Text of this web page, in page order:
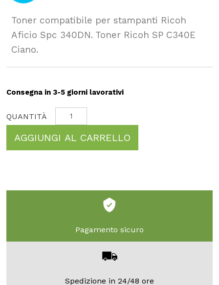
Toner compatibile per stampanti Ricoh
Aficio Spc 340DN. Toner Ricoh SP C340E
Ciano.
Consegna in 3-5 giorni lavorativi
AGGIUNGI AL CARRELLO
Pagamento sicuro
Spedizione in 24/48 ore